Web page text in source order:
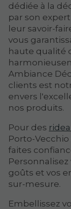
dédiée à la
par son
leur savoir-
vous
haute qualité
Ambiance
clients est
envers
nos produits.
Pour des
Porto-
faites
goûts et vos
sur-mesure.
Embellissez